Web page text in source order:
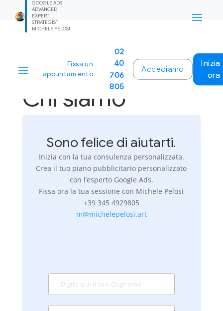
/* start FluentSnippets Head_2*/
GOOGLE ADS
ADVANCED
EXPERT
STRATEGIST
MICHELE PELOSI
Fissa un
appuntamento
02
40
706
805
Accediamo
Inizia
ora
Chi siamo
Sono felice di aiutarti.
Inizia con la tua consulenza personalizzata.
Crea il tuo piano pubblicitario personalizzato
con l’esperto Google Ads.
Fissa ora la tua sessione con Michele Pelosi
+39 345 4929805
m@michelepelosi.art